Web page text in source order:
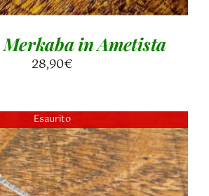
Merkaba in Ametista
28,90€
Esaurito